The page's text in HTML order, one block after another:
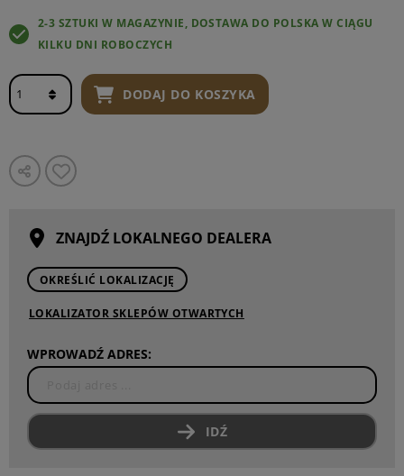
2-3 SZTUKI W MAGAZYNIE, DOSTAWA DO POLSKA W CIĄGU
KILKU DNI ROBOCZYCH
DODAJ DO KOSZYKA
ZNAJDŹ LOKALNEGO DEALERA
OKREŚLIĆ LOKALIZACJĘ
LOKALIZATOR SKLEPÓW OTWARTYCH
WPROWADŹ ADRES:
IDŹ